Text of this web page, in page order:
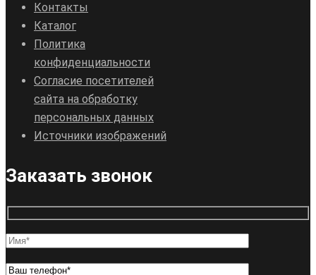
Контакты
Каталог
Политика
конфиденциальности
Согласие посетителей
сайта на обработку
персональных данных
Источники изображений
Заказать звонок